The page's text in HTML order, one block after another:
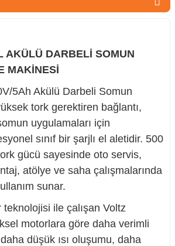
AKÜLÜ DARBELİ SOMUN
MAKİNESİ
5Ah Akülü Darbeli Somun
tork gerektiren bağlantı,
uygulamaları için
sınıf bir şarjlı el aletidir. 500
gücü sayesinde oto servis,
atölye ve saha çalışmalarında
sunar.
ile çalışan Voltz
motorlara göre daha verimli
düşük ısı oluşumu, daha